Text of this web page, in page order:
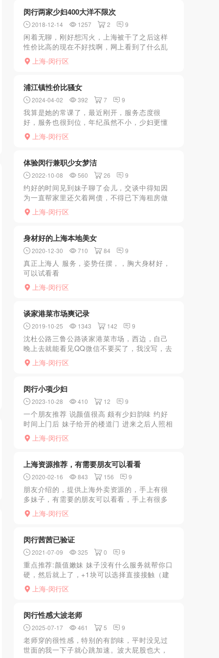
闵行两家少妇400大洋不限次
2018-12-14 1257 2 9
闲着无聊，刚好想泻火，上海被干了之后这样
性价比高的现在不好找啊，网上看到了什么乱
七八糟的不限次的什么川妹子什么什么的，年
龄全是40+在一看身材麻痹和母猪一样，年纪这
上海-闵行区
浦江镇性价比骚女
2024-04-02 392 7 9
我算是她的常课了，最近刚开，服务态度很
好，服务也很到位，年纪虽然不小，少妇更懂
男人，但是颜值身材还是很抗打的，主打的回
头客，可能是卖身还债的原因，服务相当的卖
上海-闵行区
体验闵行兼职少女梦洁
2022-10-08 560 26 9
约好的时间见到妹子聊了会儿，交谈中得知因
为一直帮家里还欠着网债，不得已下海租房做
起兼职，感觉妹子确实挺招人喜欢的，漂亮脸
蛋细嫩的皮肤真让人受不了，一起帮你洗澡洗
上海-闵行区
身材好的上海本地美女
2020-12-30 710 84 9
真正上海人 服务，姿势任摆，，胸大身材好，
可以试看看
爽？。。。。。。。。。。。。。。。。。。。。。。。。
上海-闵行区
谈家港菜市场爽记录
2019-10-25 1343 142 9
沈杜公路三鲁公路谈家港菜市场，西边，自己
晚上去就能看见QQ微信不要买了，我没写，去
了菜市场西边一条路，两个女的在店里，问要
不要敲背，我知道有花头，找了个胸大的，298
上海-闵行区
闵行小项少妇
2023-10-28 410 12 9
一个朋友推荐 说颜值很高 颇有少妇韵味 约好
时间上门后 妹子给开的楼道门 进来之后人照相
似度90 确实很漂亮 胸大概有b-c之间 身材很匀
称 上床开始小项服务 调情 指划 胸推臀推...
上海-闵行区
上海资源推荐，有需要朋友可以看看
2020-02-16 843 156 9
朋友介绍的，提供上海外卖资源的，手上有很
多妹子，有需要的朋友可以看看，手上有很多
妹子，有需要的朋友可以看看
上海-闵行区
闵行茜茜已验证
2021-07-09 325 0 9
重点推荐:颜值嫩妹 妹子没有什么服务就帮你口
硬，然后就上了，+1块可以选择直接接触（建
议不要，毕竟出来做的你敢保证没事），比较
嫩颜值也还可以的，下面比较紧胸也很挺，毕
上海-闵行区
闵行性感大波老师
2025-07-17 461 5 9
老师穿的很性感，特别的有韵味，平时没见过
世面的我一下子就心跳加速。波大屁股也大，